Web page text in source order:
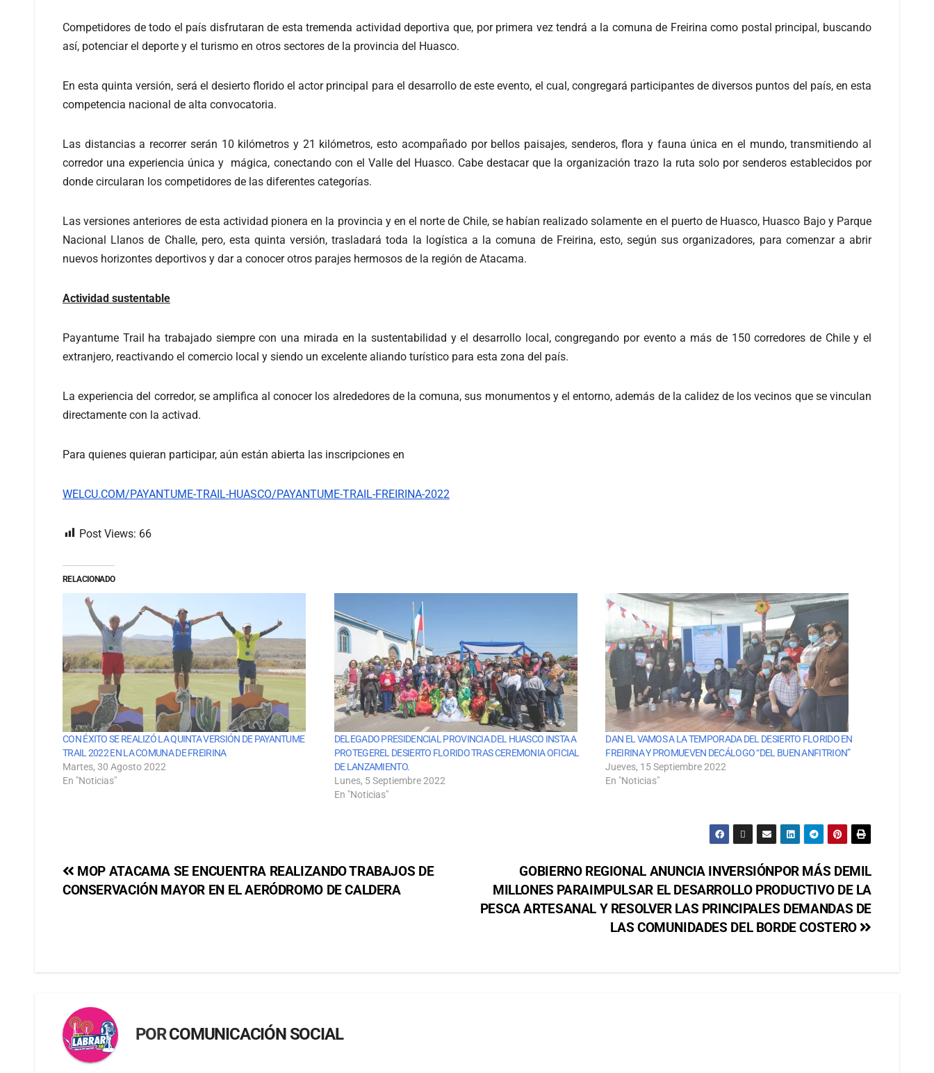
Competidores de todo el país disfrutaran de esta tremenda actividad deportiva que, por primera vez tendrá a la comuna de Freirina como postal principal, buscando
así, potenciar el deporte y el turismo en otros sectores de la provincia del Huasco.
En esta quinta versión, será el desierto florido el actor principal para el desarrollo de este evento, el cual, congregará participantes de diversos puntos del país, en esta
competencia nacional de alta convocatoria.
Las distancias a recorrer serán 10 kilómetros y 21 kilómetros, esto acompañado por bellos paisajes, senderos, flora y fauna única en el mundo, transmitiendo al
corredor una experiencia única y mágica, conectando con el Valle del Huasco. Cabe destacar que la organización trazo la ruta solo por senderos establecidos por
donde circularan los competidores de las diferentes categorías.
Las versiones anteriores de esta actividad pionera en la provincia y en el norte de Chile, se habían realizado solamente en el puerto de Huasco, Huasco Bajo y Parque
Nacional Llanos de Challe, pero, esta quinta versión, trasladará toda la logística a la comuna de Freirina, esto, según sus organizadores, para comenzar a abrir
nuevos horizontes deportivos y dar a conocer otros parajes hermosos de la región de Atacama.
Actividad sustentable
Payantume Trail ha trabajado siempre con una mirada en la sustentabilidad y el desarrollo local, congregando por evento a más de 150 corredores de Chile y el
extranjero, reactivando el comercio local y siendo un excelente aliando turístico para esta zona del país.
La experiencia del corredor, se amplifica al conocer los alrededores de la comuna, sus monumentos y el entorno, además de la calidez de los vecinos que se vinculan
directamente con la activad.
Para quienes quieran participar, aún están abierta las inscripciones en
WELCU.COM/PAYANTUME-TRAIL-HUASCO/PAYANTUME-TRAIL-FREIRINA-2022
Post Views: 66
RELACIONADO
CON ÉXITO SE REALIZÓ LA QUINTA VERSIÓN DE PAYANTUME
TRAIL 2022 EN LA COMUNA DE FREIRINA
Martes, 30 Agosto 2022
En "Noticias"
DELEGADO PRESIDENCIAL PROVINCIA DEL HUASCO INSTA A
PROTEGEREL DESIERTO FLORIDO TRAS CEREMONIA OFICIAL
DE LANZAMIENTO.
Lunes, 5 Septiembre 2022
En "Noticias"
DAN EL VAMOS A LA TEMPORADA DEL DESIERTO FLORIDO EN
FREIRINA Y PROMUEVEN DECÁLOGO “DEL BUEN ANFITRION”
Jueves, 15 Septiembre 2022
En "Noticias"
GOBIERNO REGIONAL ANUNCIA INVERSIÓNPOR MÁS DEMIL
MILLONES PARAIMPULSAR EL DESARROLLO PRODUCTIVO DE LA
PESCA ARTESANAL Y RESOLVER LAS PRINCIPALES DEMANDAS DE
LAS COMUNIDADES DEL BORDE COSTERO
MOP ATACAMA SE ENCUENTRA REALIZANDO TRABAJOS DE
CONSERVACIÓN MAYOR EN EL AERÓDROMO DE CALDERA
PORCOMUNICACIÓN SOCIAL